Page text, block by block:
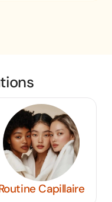
Coiffure Homme